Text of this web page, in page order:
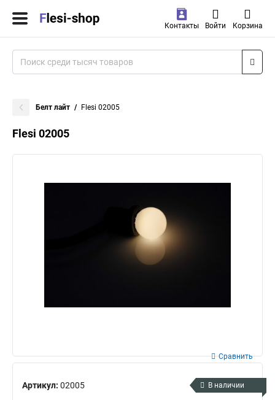
Контакты Войти Корзина
Белт лайт Flesi 02005
Flesi 02005
Артикул: 02005
Сравнить
В наличии